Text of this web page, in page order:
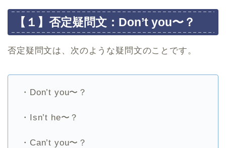
【１】否定疑問文：Don’t you〜？
否定疑問文は、次のような疑問文のことです。
・Don’t you〜？
・Isn’t he〜？
・Can’t you〜？